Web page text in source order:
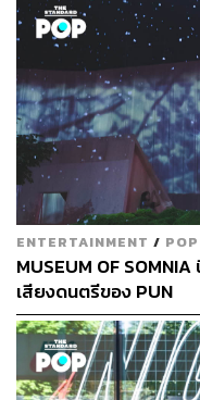
ไฮไลต์ของงานคือภาพ
วิศุทธิ์เคยวาดมา และ
กระจก ทำให้ผู้ชมรู้สึกเ
ตั้งใจให้ผู้ที่มาเข้าชมนั้
เงาสะท้อนในหลากหลา
มะม่วง ที่พยายามจะใช้
คือเธอนั่นแหละ’
ENTERTAINMENT / POP
MUSEUM OF
เสียงดนตรีของ PUN